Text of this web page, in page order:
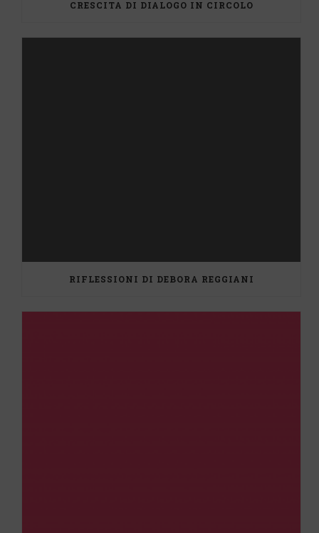
CRESCITA DI DIALOGO IN CIRCOLO
RIFLESSIONI DI DEBORA REGGIANI